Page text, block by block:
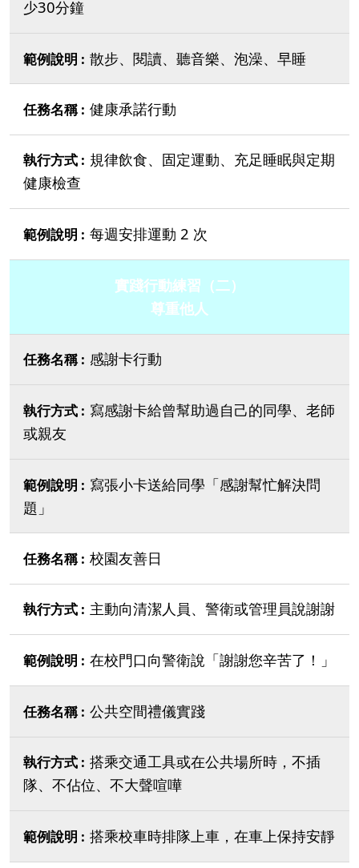
少30分鐘
散步、閱讀、聽音樂、泡澡、早睡
健康承諾行動
規律飲食、固定運動、充足睡眠與定期
健康檢查
每週安排運動 2 次
實踐行動練習（二）
尊重他人
感謝卡行動
寫感謝卡給曾幫助過自己的同學、老師
或親友
寫張小卡送給同學「感謝幫忙解決問
題」
校園友善日
主動向清潔人員、警衛或管理員說謝謝
在校門口向警衛說「謝謝您辛苦了！」
公共空間禮儀實踐
搭乘交通工具或在公共場所時，不插
隊、不佔位、不大聲喧嘩
搭乘校車時排隊上車，在車上保持安靜